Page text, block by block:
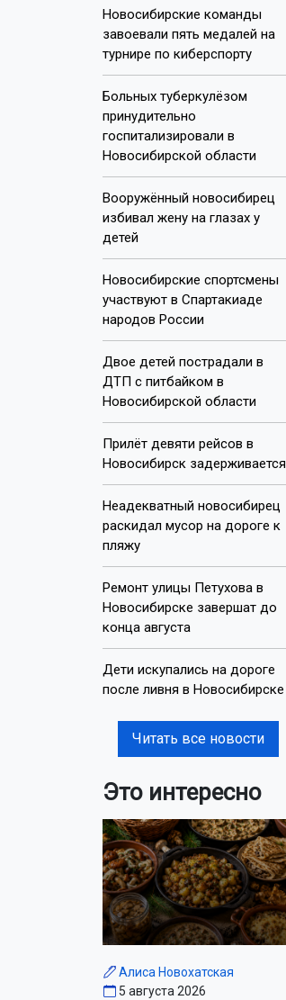
Новосибирские команды
завоевали пять медалей на
турнире по киберспорту
Больных туберкулёзом
принудительно
госпитализировали в
Новосибирской области
Вооружённый новосибирец
избивал жену на глазах у
детей
Новосибирские спортсмены
участвуют в Спартакиаде
народов России
Двое детей пострадали в
ДТП с питбайком в
Новосибирской области
Прилёт девяти рейсов в
Новосибирск задерживается
Неадекватный новосибирец
раскидал мусор на дороге к
пляжу
Ремонт улицы Петухова в
Новосибирске завершат до
конца августа
Дети искупались на дороге
после ливня в Новосибирске
Читать все новости
Это интересно
Алиса Новохатская
5 августа 2026